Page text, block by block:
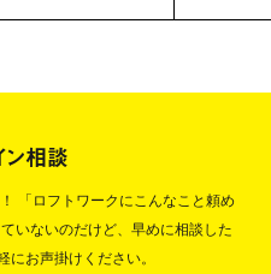
ン相談
「ロフトワークにこんなこと頼め
いないのだけど、早めに相談した
にお声掛けください。